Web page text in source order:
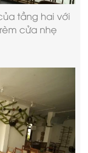
tầng hai với
cửa nhẹ